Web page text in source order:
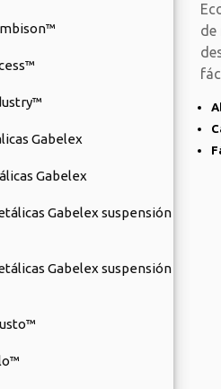
Gabelex
Gabelex
Gabelex suspensión
Gabelex suspensión
de